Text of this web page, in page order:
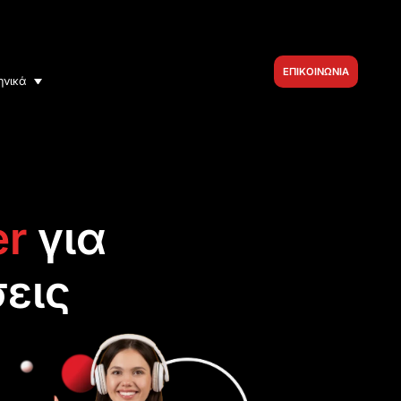
ΕΠΙΚΟΙΝΩΝΙΑ
για